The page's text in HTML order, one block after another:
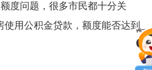
度问题，很多市民都十分关
使用公积金贷款，额度能否达到